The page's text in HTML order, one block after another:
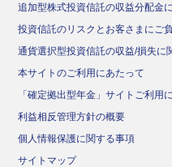
追加型株式投資信託の収益分配金
投資信託のリスクとお客さまにご
通貨選択型投資信託の収益/損失に
本サイトのご利用にあたって
「確定拠出型年金」サイトご利用
利益相反管理方針の概要
個人情報保護に関する事項
サイトマップ